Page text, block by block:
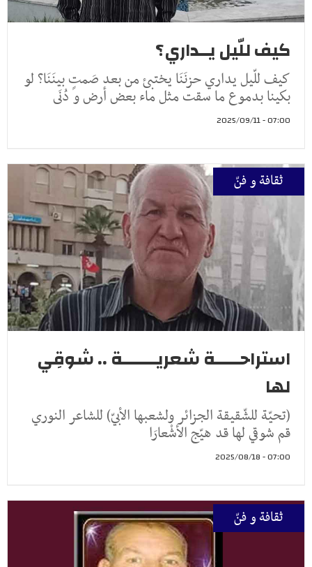
كيف للّيل يــداري؟
كيف للّيل يداري حزنَنَا يختبئ من بعد صَمتٍ بينَنَا؟ لو
بكينا بدموع ما سقت مثل ماء بعض أرض و دُنَى
07:00 - 2025/09/11
ثقافة و فنّ
استراحـــــة شعريـــــــة .. شوقِي
لها
(تحيّة للشّقيقة الجزائر ولشعبها الأبيّ) للشاعر النوري
قم شوقي لها قد هيّج الأشْعارَا
07:00 - 2025/08/18
ثقافة و فنّ